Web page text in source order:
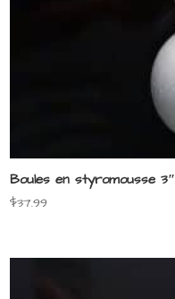
Boules en styromousse 3″
$37.99